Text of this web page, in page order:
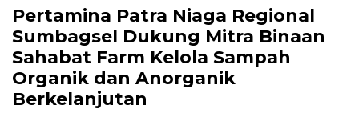
Pertamina Patra Niaga Regional
Sumbagsel Dukung Mitra Binaan
Sahabat Farm Kelola Sampah
Organik dan Anorganik
Berkelanjutan